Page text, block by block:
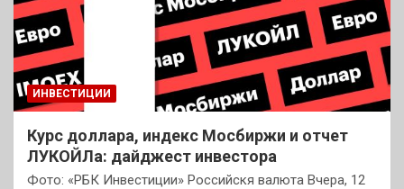
ИНВЕСТИЦИИ
Курс доллара, индекс Мосбиржи и отчет
ЛУКОЙЛа: дайджест инвестора
Фото: «РБК Инвестиции» Российскя валюта Вчера, 12